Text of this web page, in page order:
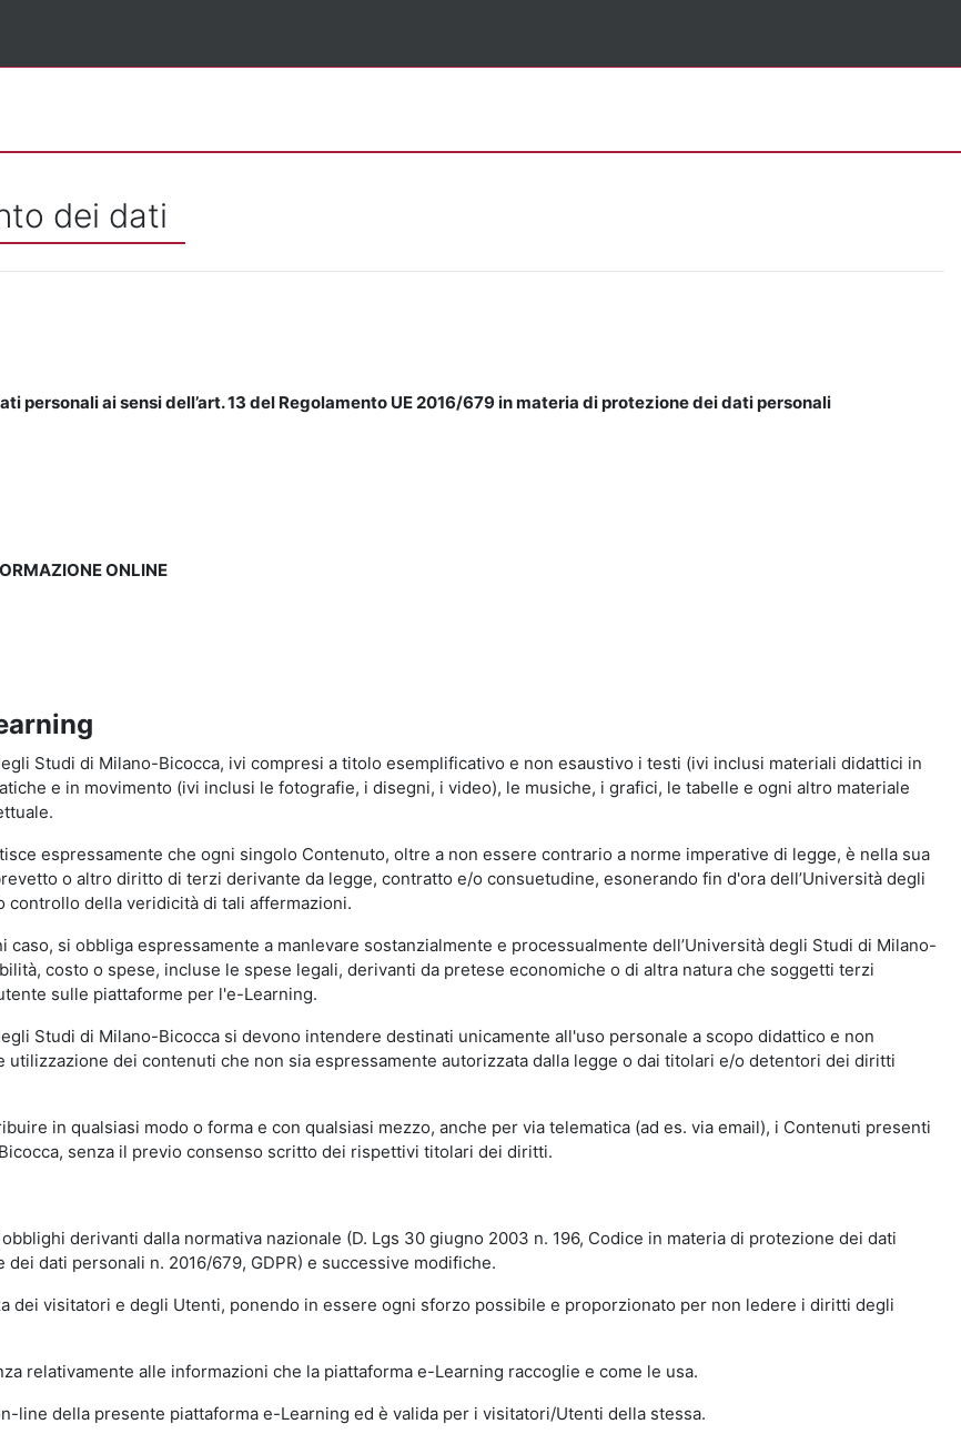
dei dati
personali ai sensi dell’art. 13 del Regolamento UE 2016/679 in materia di protezione dei dati personali
ONLINE
Studi di Milano-Bicocca, ivi compresi a titolo esemplificativo e non esaustivo i testi (ivi inclusi materiali didattici in
e in movimento (ivi inclusi le fotografie, i disegni, i video), le musiche, i grafici, le tabelle e ogni altro materiale
espressamente che ogni singolo Contenuto, oltre a non essere contrario a norme imperative di legge, è nella sua
o altro diritto di terzi derivante da legge, contratto e/o consuetudine, esonerando fin d'ora dell’Università degli
controllo della veridicità di tali affermazioni.
si obbliga espressamente a manlevare sostanzialmente e processualmente dell’Università degli Studi di Milano-
costo o spese, incluse le spese legali, derivanti da pretese economiche o di altra natura che soggetti terzi
sulle piattaforme per l'e-Learning.
Studi di Milano-Bicocca si devono intendere destinati unicamente all'uso personale a scopo didattico e non
dei contenuti che non sia espressamente autorizzata dalla legge o dai titolari e/o detentori dei diritti
in qualsiasi modo o forma e con qualsiasi mezzo, anche per via telematica (ad es. via email), i Contenuti presenti
senza il previo consenso scritto dei rispettivi titolari dei diritti.
derivanti dalla normativa nazionale (D. Lgs 30 giugno 2003 n. 196, Codice in materia di protezione dei dati
dati personali n. 2016/679, GDPR) e successive modifiche.
dei visitatori e degli Utenti, ponendo in essere ogni sforzo possibile e proporzionato per non ledere i diritti degli
relativamente alle informazioni che la piattaforma e-Learning raccoglie e come le usa.
line della presente piattaforma e-Learning ed è valida per i visitatori/Utenti della stessa.